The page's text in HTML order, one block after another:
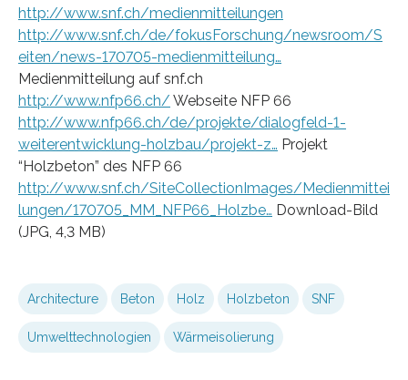
http://www.snf.ch/medienmitteilungen
http://www.snf.ch/de/fokusForschung/newsroom/S
eiten/news-170705-medienmitteilung…
Medienmitteilung auf snf.ch
http://www.nfp66.ch/ Webseite NFP 66
http://www.nfp66.ch/de/projekte/dialogfeld-1-
weiterentwicklung-holzbau/projekt-z… Projekt
“Holzbeton” des NFP 66
http://www.snf.ch/SiteCollectionImages/Medienmittei
lungen/170705_MM_NFP66_Holzbe… Download-Bild
(JPG, 4,3 MB)
Architecture Beton Holz Holzbeton SNF
Umwelttechnologien Wärmeisolierung